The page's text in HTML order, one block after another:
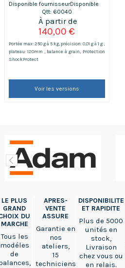
Disponible fournisseurDisponible
Qtt: 60040
140,00 €
Portée max: 250 g à 5 kg, précision: 0,01 g à 1 g ,
plateau: 120mm , balance à grain, Protection
ShockProtect
Voir les versions
LE PLUS
GRAND
DU
MARCHE
Tous les
modéles
de
APRES-
VENTE
ASSURE
Garantie en
nos
ateliers,
15
techniciens
DISPONIBILITE
ET RAPIDITE
Plus de 5000
unités en
stock,
Livraison
chez vous ou
en relais.